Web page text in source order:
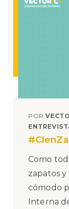
POR
Como
zapatos
cómodo
Interna